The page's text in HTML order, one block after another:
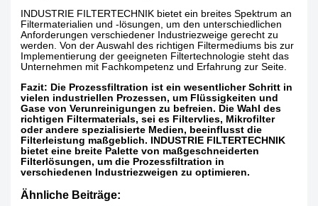
INDUSTRIE FILTERTECHNIK bietet ein breites Spektrum an
Filtermaterialien und -lösungen, um den unterschiedlichen
Anforderungen verschiedener Industriezweige gerecht zu
werden. Von der Auswahl des richtigen Filtermediums bis zur
Implementierung der geeigneten Filtertechnologie steht das
Unternehmen mit Fachkompetenz und Erfahrung zur Seite.
Fazit: Die Prozessfiltration ist ein wesentlicher Schritt in
vielen industriellen Prozessen, um Flüssigkeiten und
Gase von Verunreinigungen zu befreien. Die Wahl des
richtigen Filtermaterials, sei es Filtervlies, Mikrofilter
oder andere spezialisierte Medien, beeinflusst die
Filterleistung maßgeblich. INDUSTRIE FILTERTECHNIK
bietet eine breite Palette von maßgeschneiderten
Filterlösungen, um die Prozessfiltration in
verschiedenen Industriezweigen zu optimieren.
Ähnliche Beiträge: